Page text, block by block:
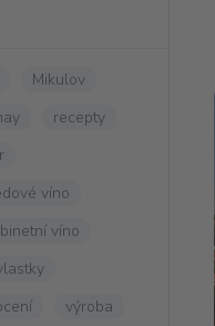
Mikulov
recepty
víno
víno
výroba